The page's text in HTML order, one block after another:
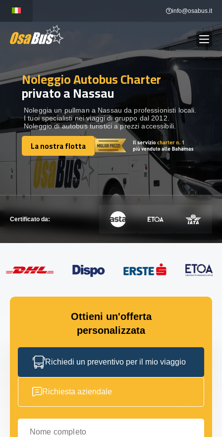
content
info@osabus.it
NOLEGGIO AUTOBUS Show dropdown
DESTINAZIONI Show dropdown
FLOTTA
METTITI IN CONTATTO
METTITI IN CONTATTO
Noleggio Autobus Charter
privato a Nassau
Noleggia un pullman a Nassau da professionisti locali.
I tuoi specialisti nei viaggi di gruppo dal 2012.
Noleggio di autobus turistici a prezzi accessibili.
La nostra flotta
La nostra flotta
Certificato da:
Ottieni un'offerta
personalizzata
Richiedi un preventivo per il mio viaggio
Richiesta aziendale
Nome completo